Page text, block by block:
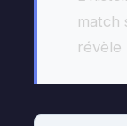
match
révèle